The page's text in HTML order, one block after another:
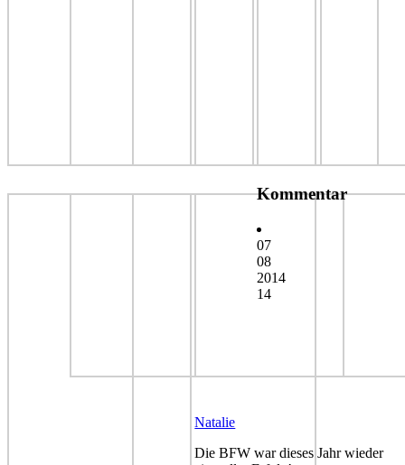
Kommentar
07
08
2014
14
Natalie
Die BFW war dieses Jahr wieder